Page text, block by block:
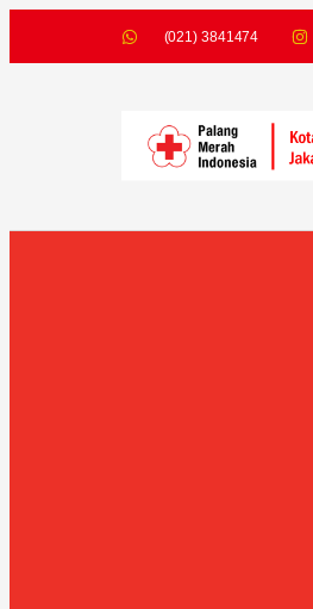
(021) 3841474